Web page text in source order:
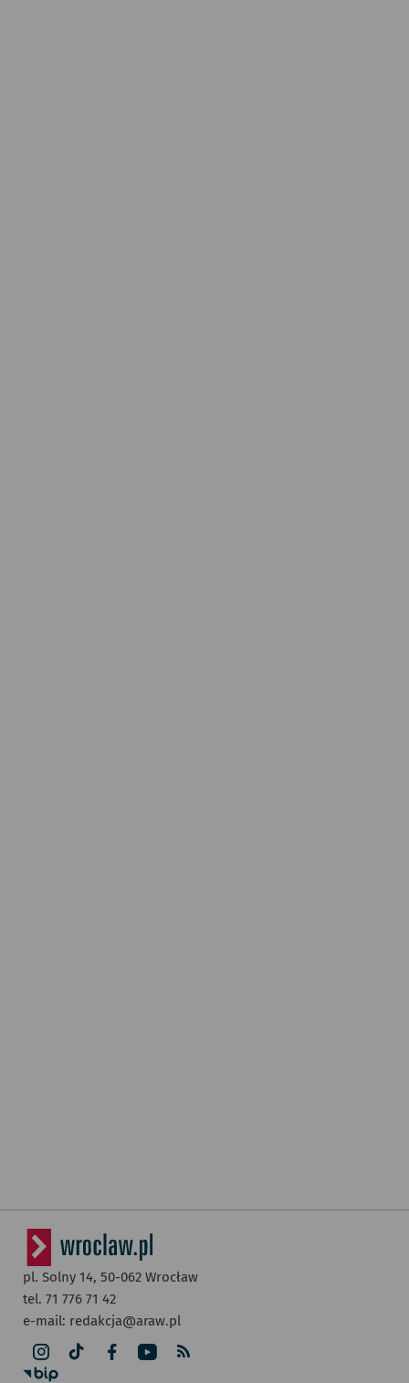
pl. Solny 14, 50-062 Wrocław
tel. 71 776 71 42
e-mail: redakcja@araw.pl